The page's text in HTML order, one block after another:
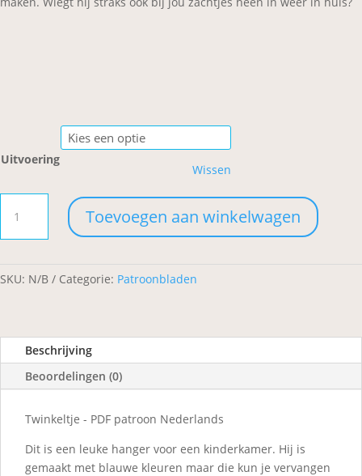
Uitvoering
Wissen
aantal
Toevoegen aan winkelwagen
SKU: N/B Categorie: Patroonbladen
Beschrijving
Beoordelingen (0)
Twinkeltje - PDF patroon Nederlands
Dit is een leuke hanger voor een kinderkamer. Hij is
gemaakt met blauwe kleuren maar die kun je vervangen